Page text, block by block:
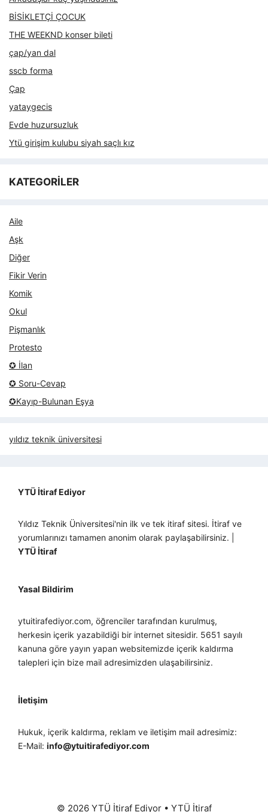
BİSİKLETÇİ ÇOCUK
THE WEEKND konser bileti
çap/yan dal
sscb forma
Çap
yataygecis
Evde huzursuzluk
Ytü girişim kulubu siyah saçlı kız
KATEGORİLER
Aile
Aşk
Diğer
Fikir Verin
Komik
Okul
Pişmanlık
Protesto
✪ İlan
✪ Soru-Cevap
✪Kayıp-Bulunan Eşya
yıldız teknik üniversitesi
YTÜ İtiraf Ediyor
Yıldız Teknik Üniversitesi'nin ilk ve tek itiraf sitesi. İtiraf ve
yorumlarınızı tamamen anonim olarak paylaşabilirsiniz. |
YTÜ İtiraf
Yasal Bildirim
ytuitirafediyor.com, öğrenciler tarafından kurulmuş,
herkesin içerik yazabildiği bir internet sitesidir. 5651 sayılı
kanuna göre yayın yapan websitemizde içerik kaldırma
talepleri için bize mail adresimizden ulaşabilirsiniz.
İletişim
Hukuk, içerik kaldırma, reklam ve iletişim mail adresimiz:
E-Mail: info@ytuitirafediyor.com
© 2026 YTÜ İtiraf Ediyor• YTÜ İtiraf